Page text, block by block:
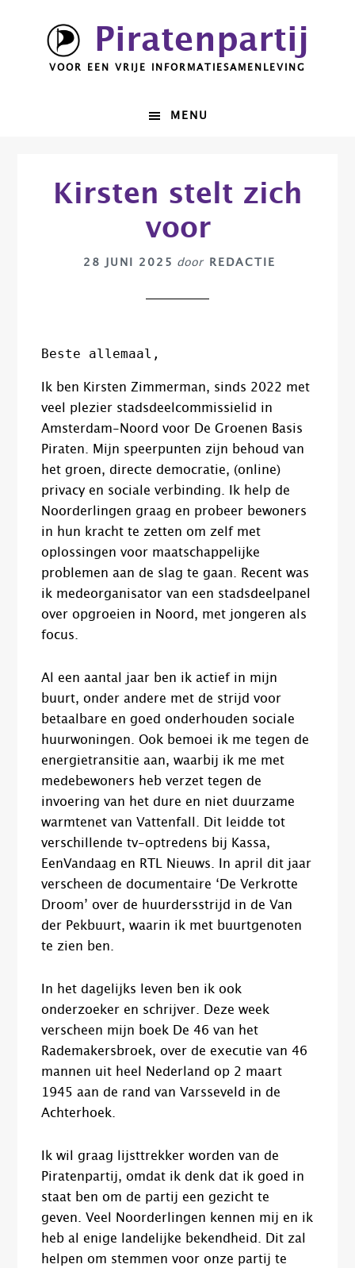
hoofdnavigatie
Piratenpartij
VOOR EEN VRIJE INFORMATIESAMENLEVING
MENU
Kirsten stelt zich
voor
28 JUNI 2025 door REDACTIE
Beste allemaal,
Ik ben Kirsten Zimmerman, sinds 2022 met
veel plezier stadsdeelcommissielid in
Amsterdam-Noord voor De Groenen Basis
Piraten. Mijn speerpunten zijn behoud van
het groen, directe democratie, (online)
privacy en sociale verbinding. Ik help de
Noorderlingen graag en probeer bewoners
in hun kracht te zetten om zelf met
oplossingen voor maatschappelijke
problemen aan de slag te gaan. Recent was
ik medeorganisator van een stadsdeelpanel
over opgroeien in Noord, met jongeren als
focus.
Al een aantal jaar ben ik actief in mijn
buurt, onder andere met de strijd voor
betaalbare en goed onderhouden sociale
huurwoningen. Ook bemoei ik me tegen de
energietransitie aan, waarbij ik me met
medebewoners heb verzet tegen de
invoering van het dure en niet duurzame
warmtenet van Vattenfall. Dit leidde tot
verschillende tv-optredens bij Kassa,
EenVandaag en RTL Nieuws. In april dit jaar
verscheen de documentaire ‘De Verkrotte
Droom’ over de huurdersstrijd in de Van
der Pekbuurt, waarin ik met buurtgenoten
te zien ben.
In het dagelijks leven ben ik ook
onderzoeker en schrijver. Deze week
verscheen mijn boek De 46 van het
Rademakersbroek, over de executie van 46
mannen uit heel Nederland op 2 maart
1945 aan de rand van Varsseveld in de
Achterhoek.
Ik wil graag lijsttrekker worden van de
Piratenpartij, omdat ik denk dat ik goed in
staat ben om de partij een gezicht te
geven. Veel Noorderlingen kennen mij en ik
heb al enige landelijke bekendheid. Dit zal
helpen om stemmen voor onze partij te